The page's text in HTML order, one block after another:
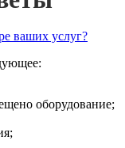
ваших услуг?
оборудование;